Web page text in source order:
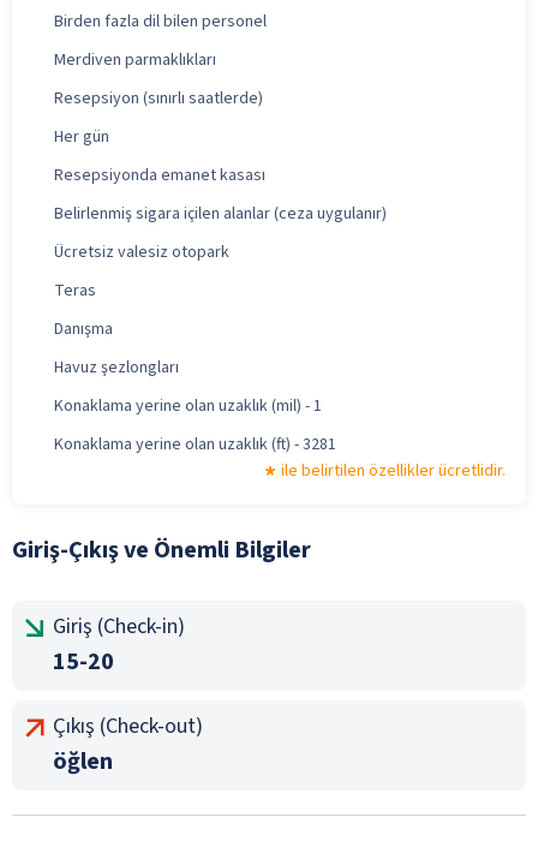
Birden fazla dil bilen personel
Merdiven parmaklıkları
Resepsiyon (sınırlı saatlerde)
Her gün
Resepsiyonda emanet kasası
Belirlenmiş sigara içilen alanlar (ceza uygulanır)
Ücretsiz valesiz otopark
Teras
Danışma
Havuz şezlongları
Konaklama yerine olan uzaklık (mil) - 1
Konaklama yerine olan uzaklık (ft) - 3281
ile belirtilen özellikler ücretlidir.
Giriş-Çıkış ve Önemli Bilgiler
Giriş (Check-in)
15-20
Çıkış (Check-out)
öğlen